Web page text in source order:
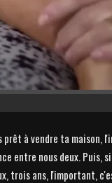
prêt à vendre ta maison,
entre nous deux. Puis,
trois ans, l'important,